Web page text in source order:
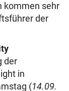
kommen sehr
der
der
in
(14.09.